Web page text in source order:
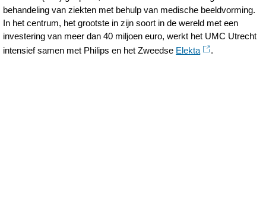
Sciences.html
behandeling van ziekten met behulp van medische beeldvorming.
In het centrum, het grootste in zijn soort in de wereld met een
investering van meer dan 40 miljoen euro, werkt het UMC Utrecht
intensief samen met Philips en het Zweedse Elekta .